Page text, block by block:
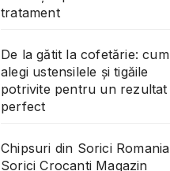
tratament
De la gătit la cofetărie: cum
alegi ustensilele și tigăile
potrivite pentru un rezultat
perfect
Chipsuri din Sorici Romania
Sorici Crocanti Magazin